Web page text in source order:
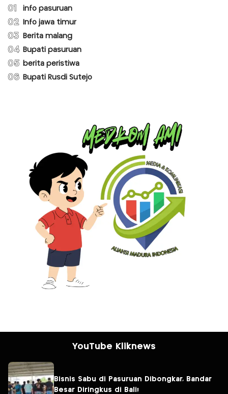
01 info pasuruan
02 Info jawa timur
03 Berita malang
04 Bupati pasuruan
05 berita peristiwa
06 Bupati Rusdi Sutejo
YouTube Kliknews
Bisnis Sabu di Pasuruan Dibongkar, Bandar
Besar Diringkus di Bali!